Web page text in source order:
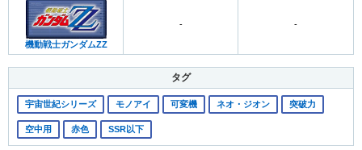
機動戦士ガンダムZZ
- -
タグ
宇宙世紀シリーズ モノアイ 可変機 ネオ・ジオン 突破力
空中用 赤色 SSR以下